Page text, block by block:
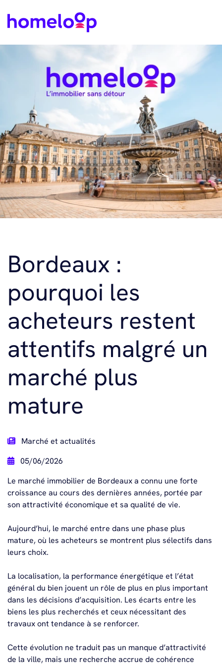
Bordeaux :
pourquoi les
acheteurs restent
attentifs malgré un
marché plus
mature
Marché et actualités
05/06/2026
Le marché immobilier de Bordeaux a connu une forte
croissance au cours des dernières années, portée par
son attractivité économique et sa qualité de vie.
Aujourd’hui, le marché entre dans une phase plus
mature, où les acheteurs se montrent plus sélectifs dans
leurs choix.
La localisation, la performance énergétique et l’état
général du bien jouent un rôle de plus en plus important
dans les décisions d’acquisition. Les écarts entre les
biens les plus recherchés et ceux nécessitant des
travaux ont tendance à se renforcer.
Cette évolution ne traduit pas un manque d’attractivité
de la ville, mais une recherche accrue de cohérence